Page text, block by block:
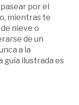
por el
mientras te
nieve o
de un
a la
guía ilustrada es